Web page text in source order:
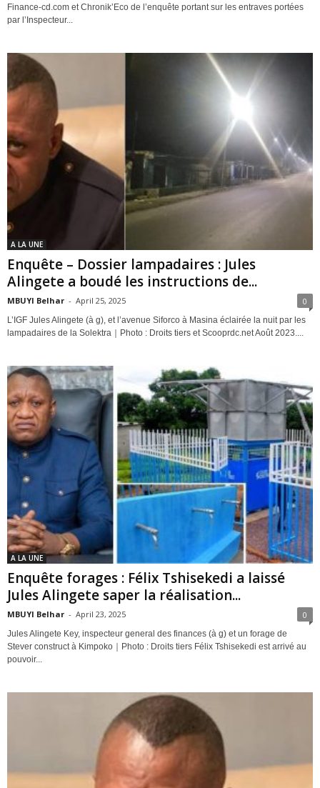
Finance-cd.com et Chronik’Eco de l’enquête portant sur les entraves portées
par l’Inspecteur...
A LA UNE
Enquête – Dossier lampadaires : Jules
Alingete a boudé les instructions de...
MBUYI Belhar - April 25, 2025 0
L’IGF Jules Alingete (à g), et l’avenue Siforco à Masina éclairée la nuit par les
lampadaires de la Solektra｜Photo : Droits tiers et Scooprdc.net Août 2023....
A LA UNE
Enquête forages : Félix Tshisekedi a laissé
Jules Alingete saper la réalisation...
MBUYI Belhar - April 23, 2025 0
Jules Alingete Key, inspecteur general des finances (à g) et un forage de
Stever construct à Kimpoko｜Photo : Droits tiers Félix Tshisekedi est arrivé au
pouvoir...